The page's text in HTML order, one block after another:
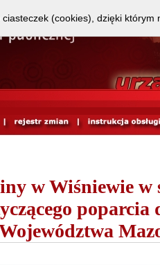
w Wiśniewie w
poparcia
(cookies), dzięki którym